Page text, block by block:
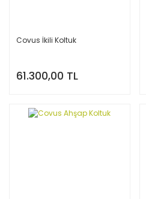
Covus İkili Koltuk
61.300,00 TL